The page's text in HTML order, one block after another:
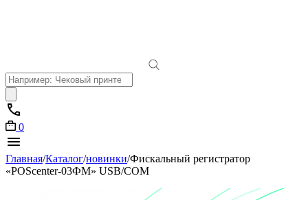
Поиск
товаров
0
Главная/Каталог/новинки/Фискальный регистратор
«POScenter-03ФМ» USB/COM